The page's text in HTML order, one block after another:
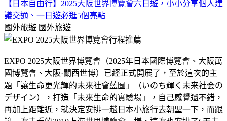
【日本自由行】2025大阪世界博覽會六日遊，小小分享個人建
議交通、一日遊必逛5個亮點
國外旅遊 國外旅遊
EXPO 2025大阪世界博覽會（2025年日本國際博覽會、大阪萬
國博覽會、大阪·關西世博）已經正式開展了，至於這次的主
題「讓生命更光輝的未來社會藍圖」（いのち輝く未来社会の
デザイン），打造「未來生命的實驗場」，自己感覺還不錯，
再加上距離近，就決定安排一趟日本小旅行去朝聖一下，而跟